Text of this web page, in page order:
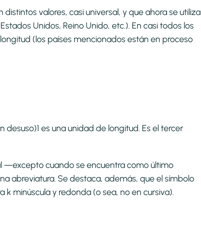
valores, casi universal, y que ahora se utiliza
Unidos, Reino Unido, etc.). En casi todos los
(los países mencionados están en proceso
es una unidad de longitud. Es el tercer
—excepto cuando se encuentra como último
abreviatura. Se destaca, además, que el símbolo
minúscula y redonda (o sea, no en cursiva).